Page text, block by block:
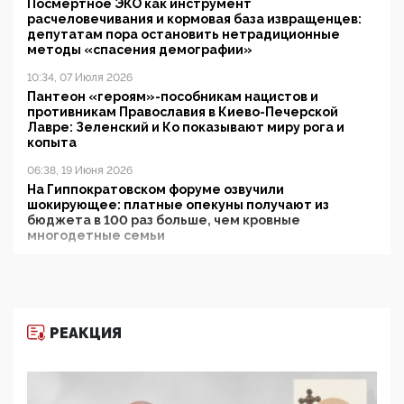
Посмертное ЭКО как инструмент
расчеловечивания и кормовая база извращенцев:
депутатам пора остановить нетрадиционные
методы «спасения демографии»
10:34, 07 Июля 2026
Пантеон «героям»-пособникам нацистов и
противникам Православия в Киево-Печерской
Лавре: Зеленский и Ко показывают миру рога и
копыта
06:38, 19 Июня 2026
На Гиппократовском форуме озвучили
шокирующее: платные опекуны получают из
бюджета в 100 раз больше, чем кровные
многодетные семьи
11:53, 09 Июня 2026
деятельность ИИТО ЮНЕСКО в России, но
цифроглобалисты продолжают определять
РЕАКЦИЯ